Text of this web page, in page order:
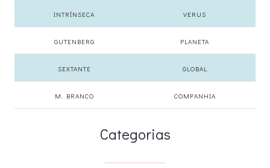
INTRÍNSECA VERUS
GUTENBERG PLANETA
SEXTANTE GLOBAL
M. BRANCO COMPANHIA
Categorias